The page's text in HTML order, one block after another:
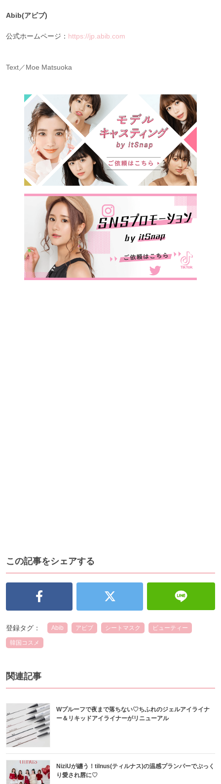
Abib(アビブ)
公式ホームページ： https://jp.abib.com
Text／Moe Matsuoka
この記事をシェアする
登録タグ： Abib アビブ シートマスク ビューティー
韓国コスメ
関連記事
Wプルーフで夜まで落ちない♡ちふれのジェルアイライナ
ー＆リキッドアイライナーがリニューアル
NiziUが纏う！tilnus(ティルナス)の温感プランパーでぷっく
り愛され唇に♡